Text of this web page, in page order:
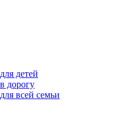
детей
дорогу
всей семьи